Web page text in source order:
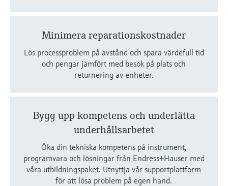
Minimera reparationskostnader
Lös processproblem på avstånd och spara värdefull tid
och pengar jämfört med besök på plats och
returnering av enheter.
Bygg upp kompetens och underlätta
underhållsarbetet
Öka din tekniska kompetens på instrument,
programvara och lösningar från Endress+Hauser med
våra utbildningspaket. Utnyttja vår supportplattform
för att lösa problem på egen hand.